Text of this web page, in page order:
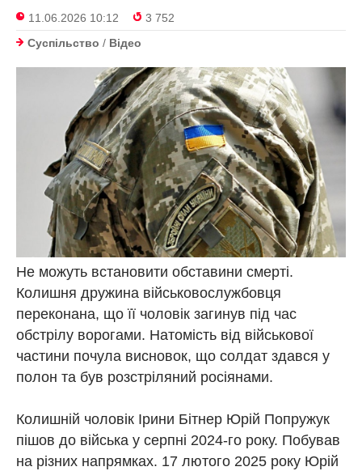
11.06.2026 10:12
3 752
Суспільство / Відео
Не можуть встановити обставини смерті.
Колишня дружина військовослужбовця
переконана, що її чоловік загинув під час
обстрілу ворогами. Натомість від військової
частини почула висновок, що солдат здався у
полон та був розстріляний росіянами.
Колишній чоловік Ірини Бітнер Юрій Попружук
пішов до війська у серпні 2024-го року. Побував
на різних напрямках. 17 лютого 2025 року Юрій